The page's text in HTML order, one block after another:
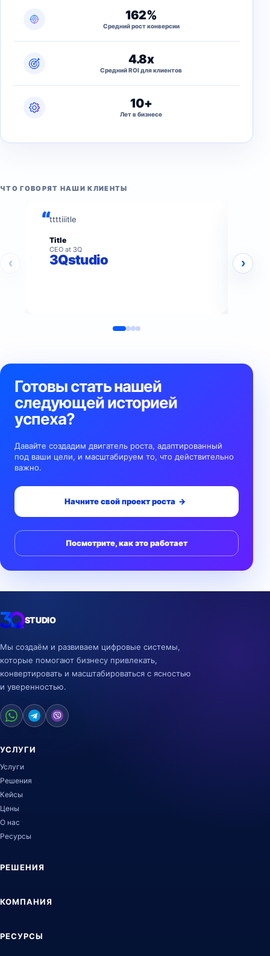
162%
Средний рост конверсии
4.8x
Средний ROI для клиентов
10+
Лет в бизнесе
ЧТО ГОВОРЯТ НАШИ КЛИЕНТЫ
‹
ttttiiitle
Title
CEO at 3Q
3Qstudio ›
Готовы стать нашей
следующей историей
успеха?
Давайте создадим двигатель роста, адаптированный
под ваши цели, и масштабируем то, что действительно
важно.
Начните свой проект роста →
Посмотрите, как это работает
STUDIO
Мы создаём и развиваем цифровые системы,
которые помогают бизнесу привлекать,
конвертировать и масштабироваться с ясностью
и уверенностью.
УСЛУГИ
Услуги
Решения
Кейсы
Цены
О нас
Ресурсы
РЕШЕНИЯ
КОМПАНИЯ
РЕСУРСЫ